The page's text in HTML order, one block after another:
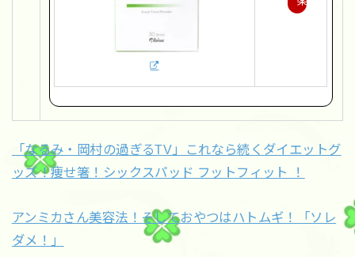
「なるみ・岡村の過ぎるTV」これなら続くダイエットグ
ッズ！痩せ箸！シックスパッド フットフィット ！
アンミカさん美容法！そしておやつはハトムギ！「ソレ
ダメ！」